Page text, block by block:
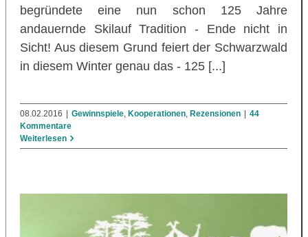
begründete eine nun schon 125 Jahre
andauernde Skilauf Tradition - Ende nicht in
Sicht! Aus diesem Grund feiert der Schwarzwald
in diesem Winter genau das - 125 [...]
08.02.2016 Gewinnspiele, Kooperationen, Rezensionen
44
Kommentare
Weiterlesen